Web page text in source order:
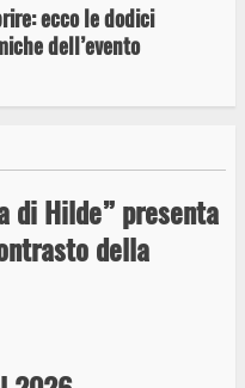
ecco le dodici
dell’evento
di Hilde” presenta
della
arresta il ladro seriale
a Viterbo